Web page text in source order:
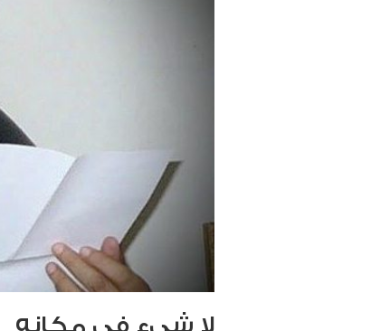
لا شيء في مكانه